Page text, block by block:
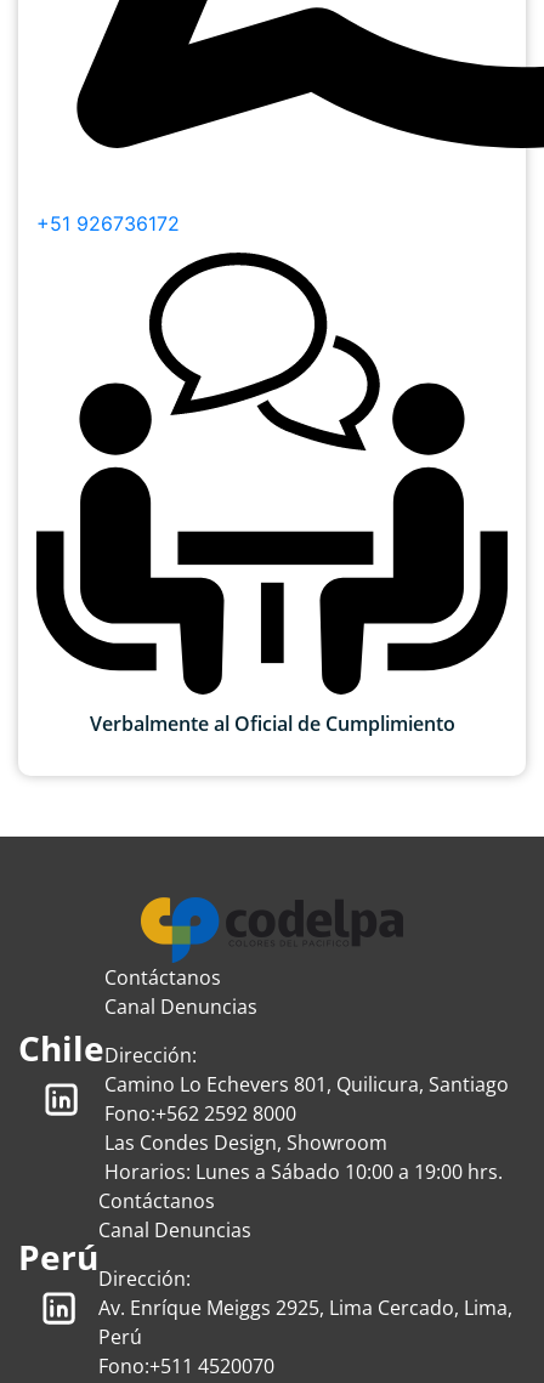
+51 926736172
Verbalmente al Oficial de Cumplimiento
Chile
Contáctanos
Canal Denuncias
Dirección:
Camino Lo Echevers 801, Quilicura, Santiago
Fono:+562 2592 8000
Las Condes Design, Showroom
Horarios: Lunes a Sábado 10:00 a 19:00 hrs.
Perú
Contáctanos
Canal Denuncias
Dirección:
Av. Enríque Meiggs 2925, Lima Cercado, Lima,
Perú
Fono:+511 4520070